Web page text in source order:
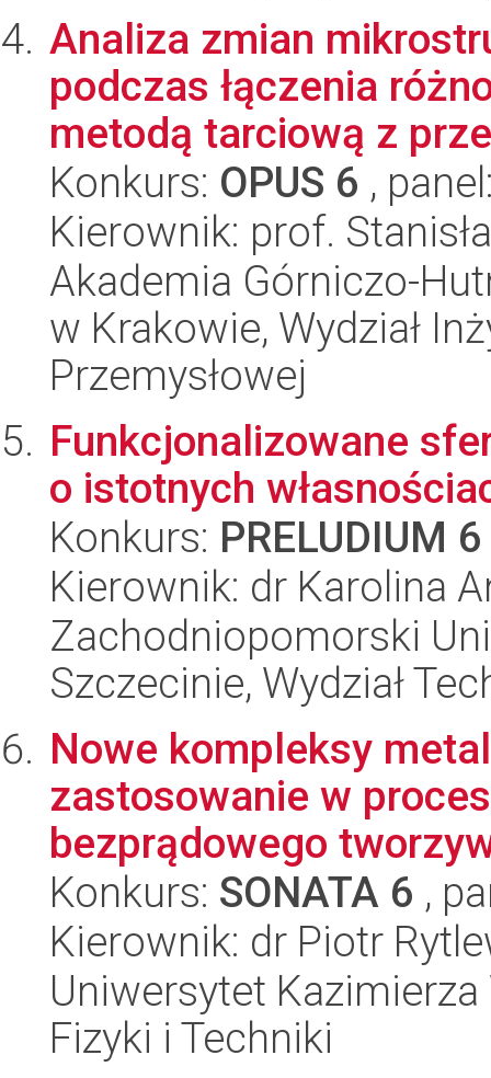
Analiza zmian
podczas łączenia
metodą tarciową z
Konkurs: OPUS 6 ,
Kierownik: prof.
Akademia Górniczo-
w Krakowie, Wydział
Przemysłowej
Funkcjonalizowane
o istotnych
Konkurs: PRELUDIUM 6
Kierownik: dr Karolina
Zachodniopomorski
Szczecinie, Wydział
Nowe kompleksy
zastosowanie w
bezprądowego
Konkurs: SONATA 6 ,
Kierownik: dr Piotr
Uniwersytet Kazimierza
Fizyki i Techniki